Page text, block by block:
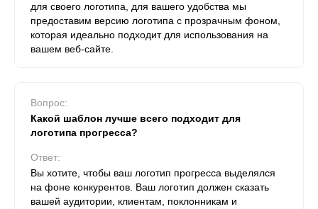
для своего логотипа, для вашего удобства мы
предоставим версию логотипа с прозрачным фоном,
которая идеально подходит для использования на
вашем веб-сайте.
Вопрос:
Какой шаблон лучше всего подходит для
логотипа прогресса?
Ответ:
Вы хотите, чтобы ваш логотип прогресса выделялся
на фоне конкурентов. Ваш логотип должен сказать
вашей аудитории, клиентам, поклонникам и